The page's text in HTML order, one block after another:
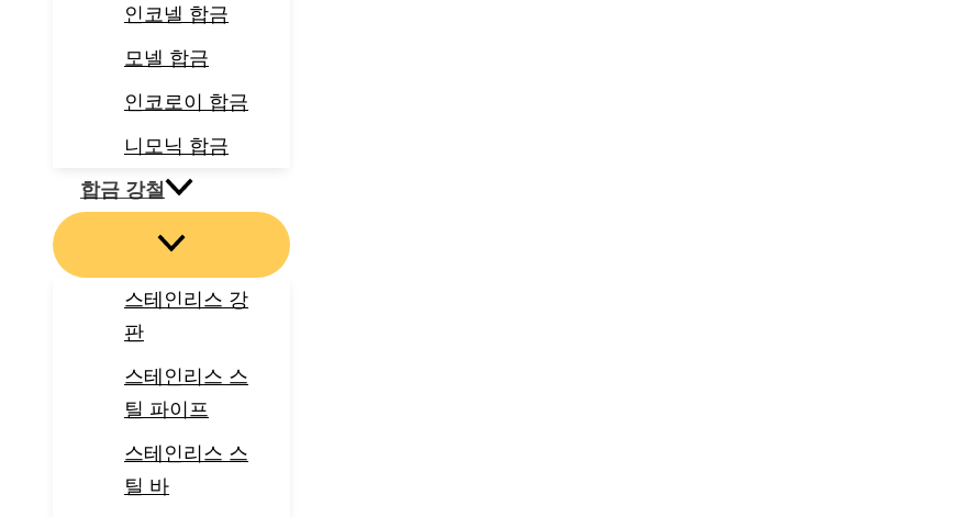
인코넬 합금
모넬 합금
인코로이 합금
니모닉 합금
합금 강철
스테인리스 강
판
스테인리스 스
틸 파이프
스테인리스 스
틸 바